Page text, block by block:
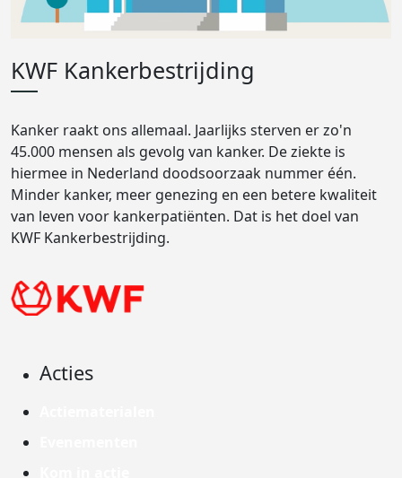
KWF Kankerbestrijding
Kanker raakt ons allemaal. Jaarlijks sterven er zo'n
45.000 mensen als gevolg van kanker. De ziekte is
hiermee in Nederland doodsoorzaak nummer één.
Minder kanker, meer genezing en een betere kwaliteit
van leven voor kankerpatiënten. Dat is het doel van
KWF Kankerbestrijding.
Acties